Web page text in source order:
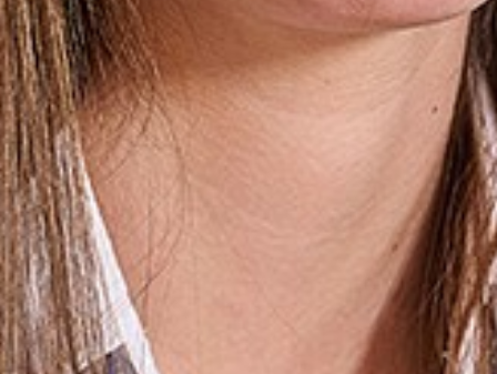
Begeleiding en ondersteuning
Vakanties
Leerlingen login
Ouders
Schoolkosten
Begeleiding en ondersteuning
Kwaliteit en onderwijsresultaten